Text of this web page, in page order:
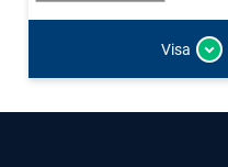
Visa